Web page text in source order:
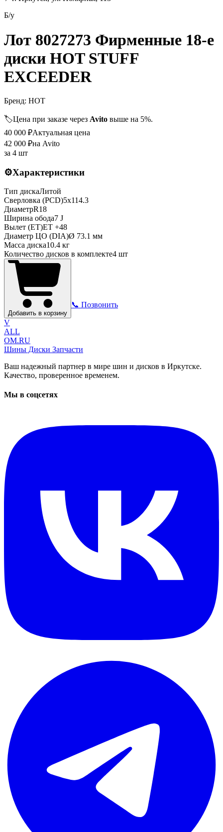
Б/у
Лот 8027273 Фирменные 18-е
диски HOT STUFF
EXCEEDER
Бренд: HOT
🏷️Цена при заказе через Avito выше на 5%.
40 000 ₽Актуальная цена
42 000 ₽на Avito
за 4 шт
⚙️Характеристики
Тип дискаЛитой
Сверловка (PCD)5x114.3
ДиаметрR18
Ширина обода7 J
Вылет (ET)ET +48
Диаметр ЦО (DIA)Ø 73.1 мм
Масса диска10.4 кг
Количество дисков в комплекте4 шт
Добавить в корзину
📞 Позвонить
V
ALL
OM.RU
Шины Диски Запчасти
Ваш надежный партнер в мире шин и дисков в Иркутске.
Качество, проверенное временем.
Мы в соцсетях